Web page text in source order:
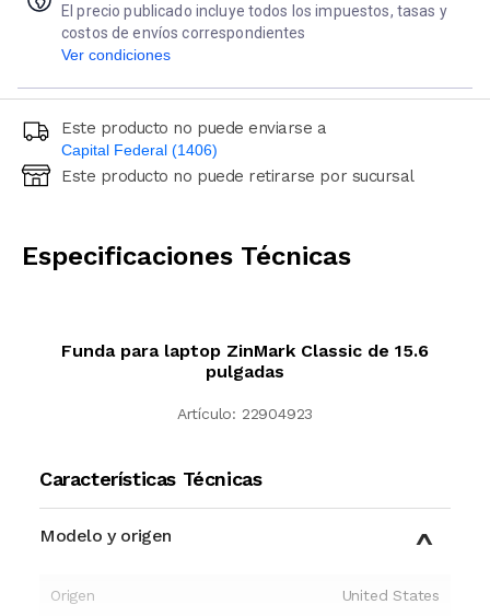
El precio publicado incluye todos los impuestos, tasas y
costos de envíos correspondientes
Ver condiciones
Este producto no puede enviarse a
Capital Federal (1406)
Ingresá código postal (sólo números)
Este producto no puede retirarse por sucursal
Especificaciones Técnicas
Funda para laptop ZinMark Classic de 15.6
pulgadas
Artículo: 22904923
Características Técnicas
Modelo y origen
Origen United States